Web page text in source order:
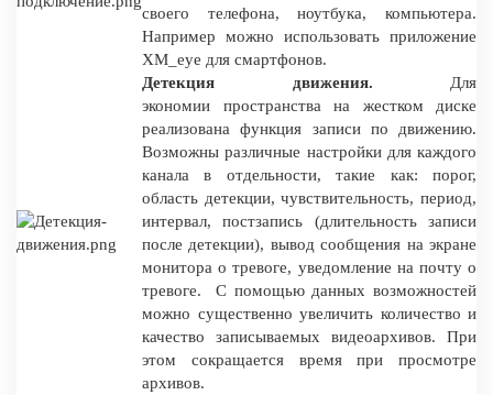
своего телефона, ноутбука, компьютера.
Например можно использовать приложение
XM_eye для смартфонов.
Детекция движения. Для
экономии пространства на жестком диске
реализована функция записи по движению.
Возможны различные настройки для каждого
канала в отдельности, такие как: порог,
область детекции, чувствительность, период,
интервал, постзапись (длительность записи
после детекции), вывод сообщения на экране
монитора о тревоге, уведомление на почту о
тревоге. С помощью данных возможностей
можно существенно увеличить количество и
качество записываемых видеоархивов. При
этом сокращается время при просмотре
архивов.